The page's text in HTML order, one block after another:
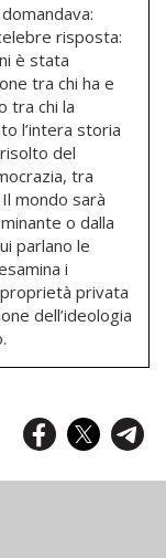
risposta:
è stata
tra chi ha e
tra chi la
l’intera storia
del
tra
mondo sarà
o dalla
parlano le
i
privata
dell’ideologia